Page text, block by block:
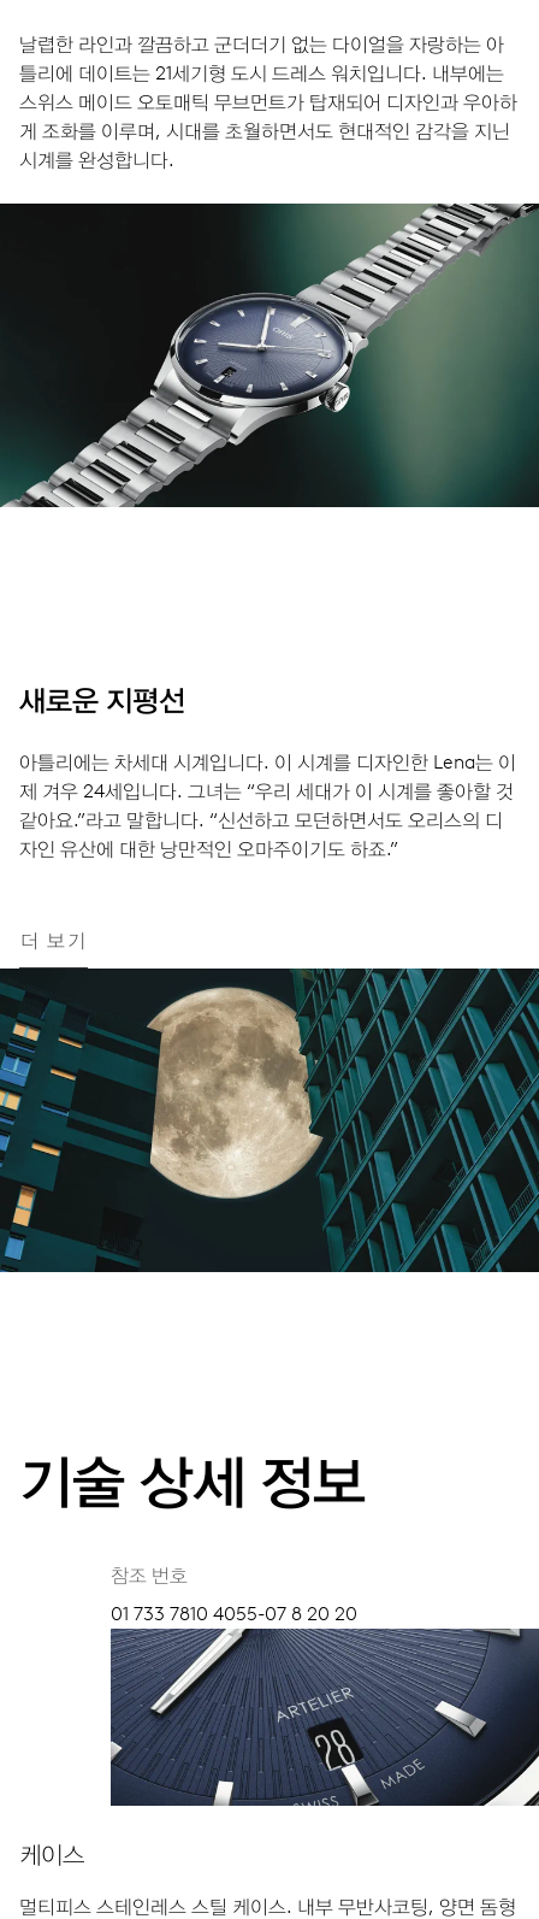
날렵한 라인과 깔끔하고 군더더기 없는 다이얼을 자랑하는 아
틀리에 데이트는 21세기형 도시 드레스 워치입니다. 내부에는
스위스 메이드 오토매틱 무브먼트가 탑재되어 디자인과 우아하
게 조화를 이루며, 시대를 초월하면서도 현대적인 감각을 지닌
시계를 완성합니다.
새로운 지평선
아틀리에는 차세대 시계입니다. 이 시계를 디자인한 Lena는 이
제 겨우 24세입니다. 그녀는 “우리 세대가 이 시계를 좋아할 것
같아요.”라고 말합니다. “신선하고 모던하면서도 오리스의 디
자인 유산에 대한 낭만적인 오마주이기도 하죠.”
더 보기
기술 상세 정보
참조 번호
01 733 7810 4055-07 8 20 20
케이스
멀티피스 스테인레스 스틸 케이스. 내부 무반사코팅, 양면 돔형